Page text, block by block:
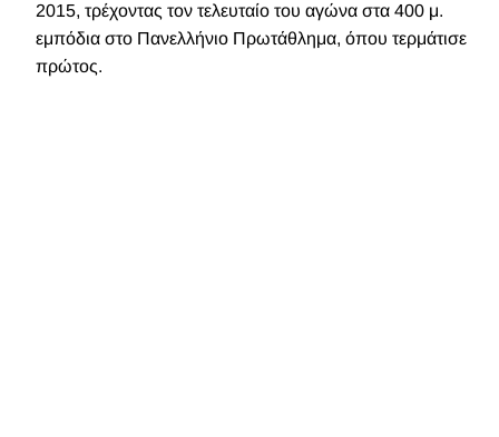
2015, τρέχοντας τον τελευταίο του αγώνα στα 400 μ.
εμπόδια στο Πανελλήνιο Πρωτάθλημα, όπου τερμάτισε
πρώτος.